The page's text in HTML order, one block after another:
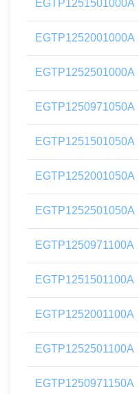
EGTP1251501000A
EGTP1252001000A
EGTP1252501000A
EGTP1250971050A
EGTP1251501050A
EGTP1252001050A
EGTP1252501050A
EGTP1250971100A
EGTP1251501100A
EGTP1252001100A
EGTP1252501100A
EGTP1250971150A